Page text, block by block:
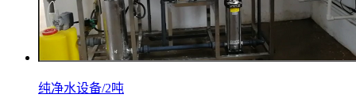
纯净水设备/2吨